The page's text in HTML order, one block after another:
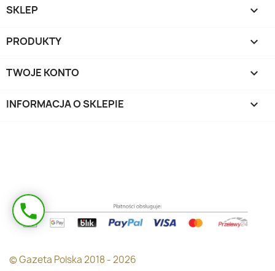
SKLEP 
PRODUKTY 
TWOJE KONTO 
INFORMACJA O SKLEPIE keyboard_arrow_down
Masz pytanie?
Oddzwonimy!
phone
© Gazeta Polska 2018 - 2026